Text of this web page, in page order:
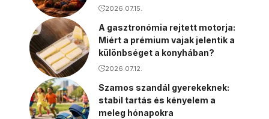
2026.07.15.
A gasztronómia rejtett motorja:
Miért a prémium vajak jelentik a
különbséget a konyhában?
2026.07.12.
Szamos szandál gyerekeknek:
stabil tartás és kényelem a
meleg hónapokra